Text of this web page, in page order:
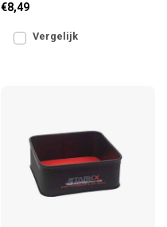
Guru Rig Box. Ze besch
€8,49
Vergelijk